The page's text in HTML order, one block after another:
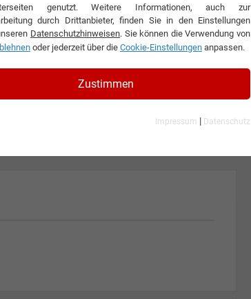
genutzt. Weitere Informationen, auch zur
durch Drittanbieter, finden Sie in den Einstellungen
Datenschutzhinweisen. Sie können die Verwendung von
oder jederzeit über die Cookie-Einstellungen anpassen.
Zustimmen
Impressum | Datenschutz